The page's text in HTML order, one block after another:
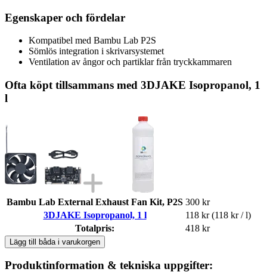
Egenskaper och fördelar
Kompatibel med Bambu Lab P2S
Sömlös integration i skrivarsystemet
Ventilation av ångor och partiklar från tryckkammaren
Ofta köpt tillsammans med 3DJAKE Isopropanol, 1
l
Bambu Lab External Exhaust Fan Kit, P2S 300 kr
3DJAKE Isopropanol, 1 l
118 kr (118 kr / l)
Totalpris:
418 kr
Lägg till båda i varukorgen
Produktinformation & tekniska uppgifter: